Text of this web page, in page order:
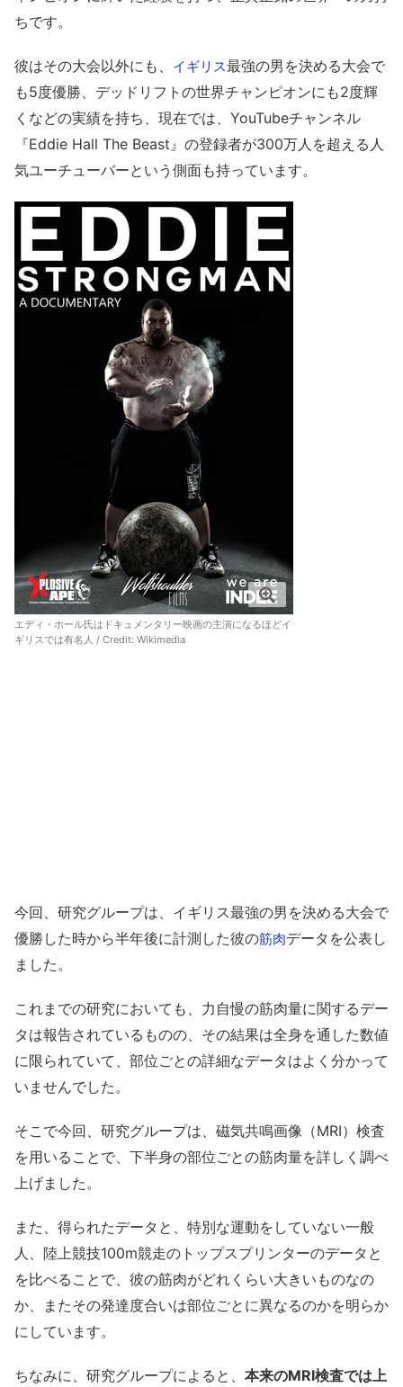
ちです。
彼はその大会以外にも、 イギリス最強の男を決める大会で
も5度優勝、デッドリフトの世界チャンピオンにも2度輝
くなどの実績を持ち、現在では、YouTubeチャンネル
『Eddie Hall The Beast』の登録者が300万人を超える人
気ユーチューバーという側面も持っています。
エディ・ホール氏はドキュメンタリー映画の主演になるほどイ
ギリスでは有名人 / Credit: Wikimedia
今回、研究グループは、イギリス最強の男を決める大会で
優勝した時から半年後に計測した彼の筋肉データを公表し
ました。
これまでの研究においても、力自慢の筋肉量に関するデー
タは報告されているものの、その結果は全身を通した数値
に限られていて、部位ごとの詳細なデータはよく分かって
いませんでした。
そこで今回、研究グループは、磁気共鳴画像（MRI）検査
を用いることで、下半身の部位ごとの筋肉量を詳しく調べ
上げました。
また、得られたデータと、特別な運動をしていない一般
人、陸上競技100m競走のトップスプリンターのデータと
を比べることで、彼の筋肉がどれくらい大きいものなの
か、またその発達度合いは部位ごとに異なるのかを明らか
にしています。
ちなみに、研究グループによると、 本来のMRI検査では上